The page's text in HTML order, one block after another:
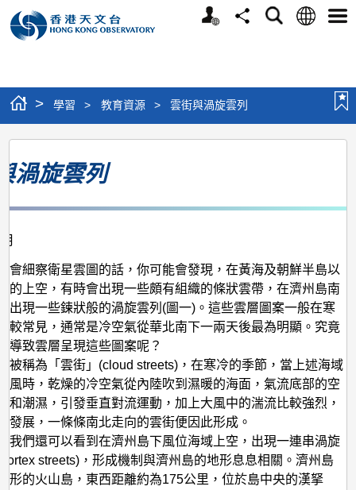
個
分
搜
語
選
> 學習 > 教育資源 > 雲街與渦旋雲列
雲
街
旋
雲
列
渦旋雲列
會細察衛星雲圖的話，你可能會發現，在黃海及朝鮮半島以
的上空，有時會出現一些頗有組織的條狀雲帶，在濟州島南
出現一些鍊狀般的渦旋雲列(圖一)。這些雲層圖案一般在寒
較常見，通常是冷空氣從華北南下一兩天後最為明顯。究竟
導致雲層呈現這些圖案呢？
被稱為「雲街」(cloud streets)，在寒冷的季節，當上述海域
風時，乾燥的冷空氣從內陸吹到濕暖的海面，氣流底部的空
和潮濕，引發垂直對流運動，加上大風中的湍流比較強烈，
發展，一條條南北走向的雲街便因此形成。
我們還可以看到在濟州島下風位海域上空，出現一連串渦旋
streets)，形成機制與濟州島的地形息息相關。濟州島
形的火山島，東西距離約為175公里，位於島中央的漢拏